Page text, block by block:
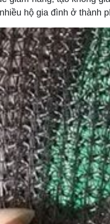
hộ gia đình ở thành